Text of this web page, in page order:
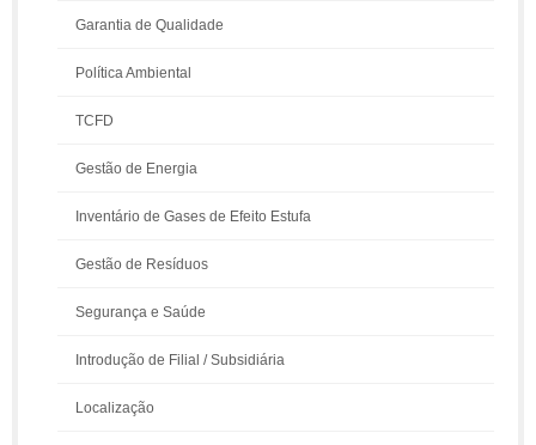
Garantia de Qualidade
Política Ambiental
TCFD
Gestão de Energia
Inventário de Gases de Efeito Estufa
Gestão de Resíduos
Segurança e Saúde
Introdução de Filial / Subsidiária
Localização